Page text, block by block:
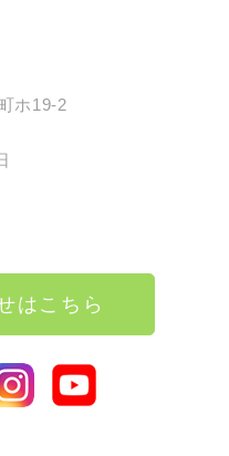
ホ19-2
日
はこちら